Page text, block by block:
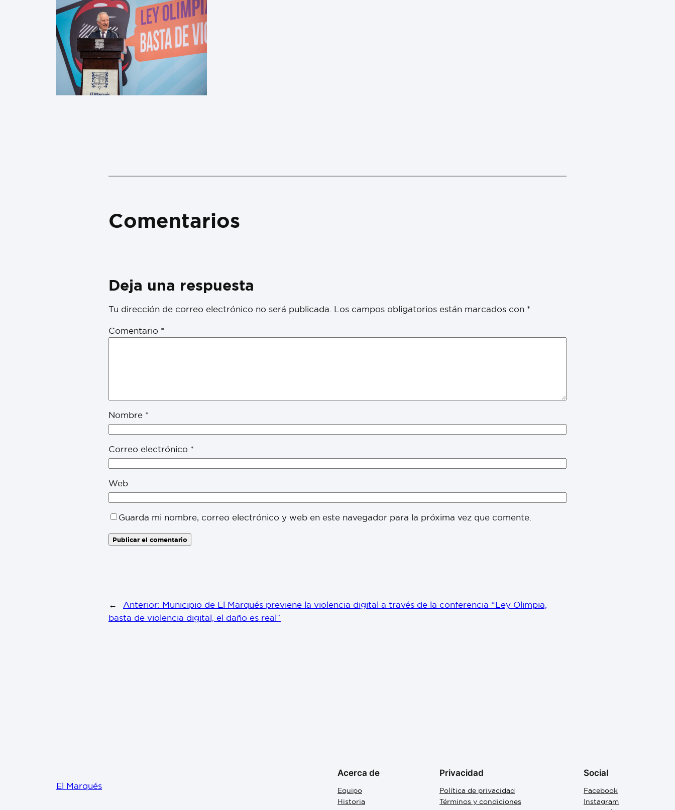
Comentarios
Deja una respuesta
Tu dirección de correo electrónico no será publicada. Los campos obligatorios están marcados con *
Comentario *
Nombre *
Correo electrónico *
Web
Guarda mi nombre, correo electrónico y web en este navegador para la próxima vez que comente.
← Anterior: Municipio de El Marqués previene la violencia digital a través de la conferencia “Ley Olimpia,
basta de violencia digital, el daño es real”
El Marqués
Acerca de
Equipo
Historia
Privacidad
Política de privacidad
Términos y condiciones
Social
Facebook
Instagram